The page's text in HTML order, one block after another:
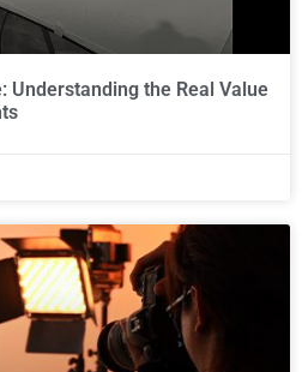
Understanding the Real Value